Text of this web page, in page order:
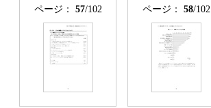
ページ： 57/102 ページ： 58/102